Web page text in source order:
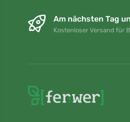
Am nächsten Tag
Kostenloser Versand für